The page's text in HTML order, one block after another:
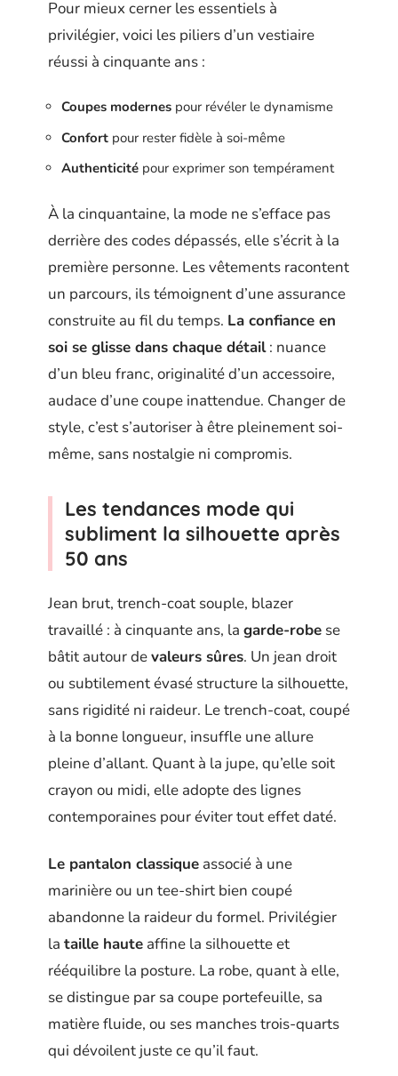
Pour mieux cerner les essentiels à
privilégier, voici les piliers d’un vestiaire
réussi à cinquante ans :
Coupes modernes pour révéler le dynamisme
Confort pour rester fidèle à soi-même
Authenticité pour exprimer son tempérament
À la cinquantaine, la mode ne s’efface pas
derrière des codes dépassés, elle s’écrit à la
première personne. Les vêtements racontent
un parcours, ils témoignent d’une assurance
construite au fil du temps. La confiance en
soi se glisse dans chaque détail: nuance
d’un bleu franc, originalité d’un accessoire,
audace d’une coupe inattendue. Changer de
style, c’est s’autoriser à être pleinement soi-
même, sans nostalgie ni compromis.
Les tendances mode qui
subliment la silhouette après
50 ans
Jean brut, trench-coat souple, blazer
travaillé : à cinquante ans, la garde-robe se
bâtit autour devaleurs sûres. Un jean droit
ou subtilement évasé structure la silhouette,
sans rigidité ni raideur. Le trench-coat, coupé
à la bonne longueur, insuffle une allure
pleine d’allant. Quant à la jupe, qu’elle soit
crayon ou midi, elle adopte des lignes
contemporaines pour éviter tout effet daté.
Le pantalon classique associé à une
marinière ou un tee-shirt bien coupé
abandonne la raideur du formel. Privilégier
la taille haute affine la silhouette et
rééquilibre la posture. La robe, quant à elle,
se distingue par sa coupe portefeuille, sa
matière fluide, ou ses manches trois-quarts
qui dévoilent juste ce qu’il faut.